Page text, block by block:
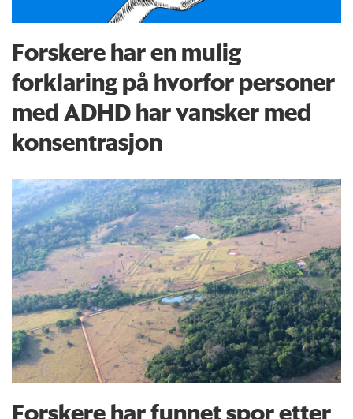
Forskere har en mulig
forklaring på hvorfor personer
med ADHD har vansker med
konsentrasjon
Forskere har funnet spor etter